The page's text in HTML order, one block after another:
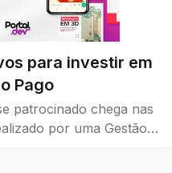
para investir em
Pago
patrocinado chega nas
por uma Gestão